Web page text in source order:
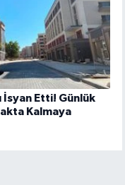
İsyan Etti! Günlük
Kalmaya